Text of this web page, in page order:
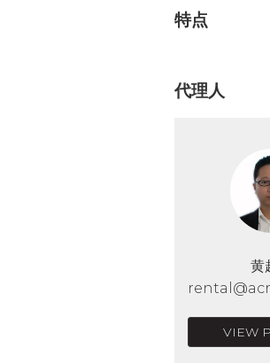
特点
代理人
黄
VIEW